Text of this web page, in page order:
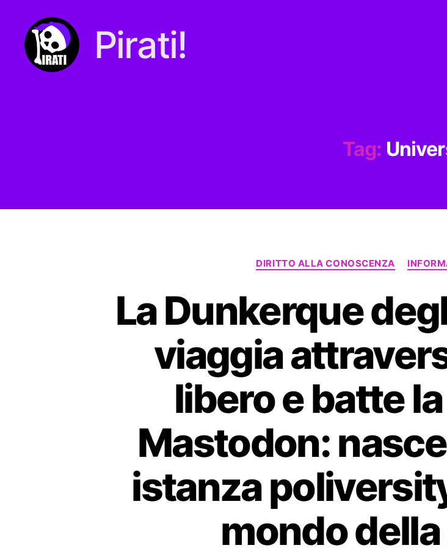
Pirati!
Tag:
DIRITTO ALLA CONOSCENZA
La Dunkerque
viaggia
libero e batte
Mastodon:
istanza
mondo